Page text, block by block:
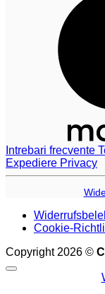
Intrebari frecvente
Expediere Privacy
Cookie-
Copyright 2026 ©